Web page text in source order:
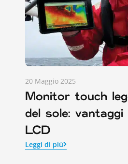
20 Maggio 2025
Monitor touch
del sole:
LCD
Leggi di più